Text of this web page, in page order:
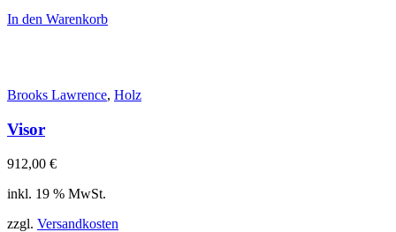
In den Warenkorb
Brooks Lawrence, Holz
Visor
912,00 €
inkl. 19 % MwSt.
zzgl. Versandkosten